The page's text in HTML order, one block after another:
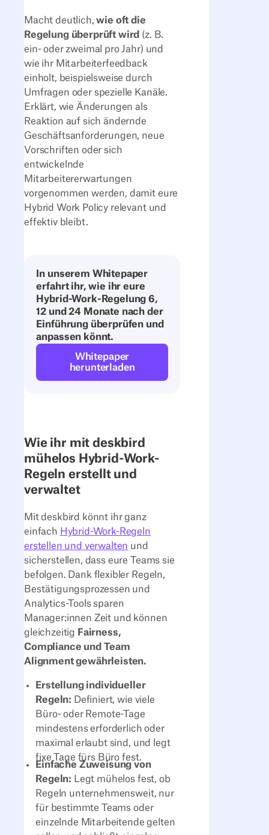
Macht deutlich,wie oft die
Regelung überprüft wird (z. B.
ein- oder zweimal pro Jahr) und
wie ihr Mitarbeiterfeedback
einholt, beispielsweise durch
Umfragen oder spezielle Kanäle.
Erklärt, wie Änderungen als
Reaktion auf sich ändernde
Geschäftsanforderungen, neue
Vorschriften oder sich
entwickelnde
Mitarbeitererwartungen
vorgenommen werden, damit eure
Hybrid Work Policy relevant und
effektiv bleibt.
In unserem Whitepaper
erfahrt ihr, wie ihr eure
Hybrid-Work-Regelung 6,
12 und 24 Monate nach der
Einführung überprüfen und
anpassen könnt.
Whitepaper
herunterladen
Wie ihr mit deskbird
mühelos Hybrid-Work-
Regeln erstellt und
verwaltet
Mit deskbird könnt ihr ganz
einfach Hybrid-Work-Regeln
erstellen und verwalten und
sicherstellen, dass eure Teams sie
befolgen. Dank flexibler Regeln,
Bestätigungsprozessen und
Analytics-Tools sparen
Manager:innen Zeit und können
gleichzeitig Fairness,
Compliance und Team
Alignment gewährleisten.
Erstellung individueller
Regeln: Definiert, wie viele
Büro- oder Remote-Tage
mindestens erforderlich oder
maximal erlaubt sind, und legt
fixe Tage fürs Büro fest.
Einfache Zuweisung von
Regeln: Legt mühelos fest, ob
Regeln unternehmensweit, nur
für bestimmte Teams oder
einzelnde Mitarbeitende gelten